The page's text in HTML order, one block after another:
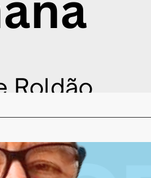
Eu me Demito! A Fragilidade
Redação 6 de novembro de 2024
Você sabe qual será o maior
Read More…
COLUNISTAS Mauricio Coas
Como é bom ser gremista!